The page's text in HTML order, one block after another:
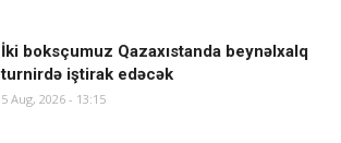
İki boksçumuz Qazaxıstanda beynəlxalq
turnirdə iştirak edəcək
5 Aug, 2026 - 13:15